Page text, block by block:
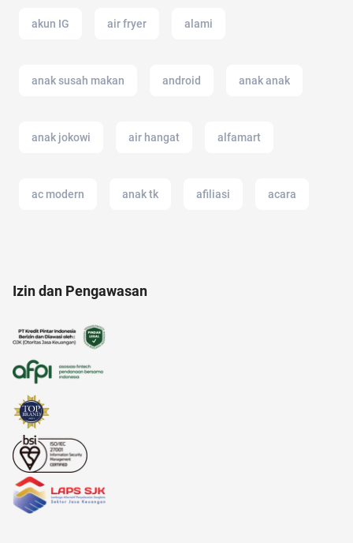
akun IG air fryer alami
anak susah makan android anak anak
anak jokowi air hangat alfamart
ac modern anak tk afiliasi acara
adapundi
Izin dan Pengawasan